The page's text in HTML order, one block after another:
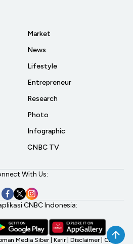
Market
News
Lifestyle
Entrepreneur
Research
Photo
Infographic
CNBC TV
With Us:
CNBC Indonesia:
Media Siber Karir Disclaimer CNBC